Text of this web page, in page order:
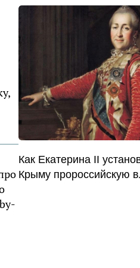
Как Екатерина II
Крыму пророссийскую